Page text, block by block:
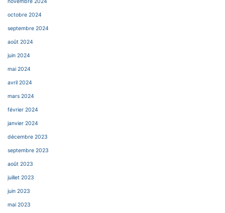
octobre 2024
septembre 2024
août 2024
juin 2024
mai 2024
avril 2024
mars 2024
février 2024
janvier 2024
décembre 2023
septembre 2023
août 2023
juillet 2023
juin 2023
mai 2023